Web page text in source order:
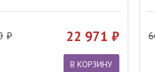
22 971
В КОРЗИНУ